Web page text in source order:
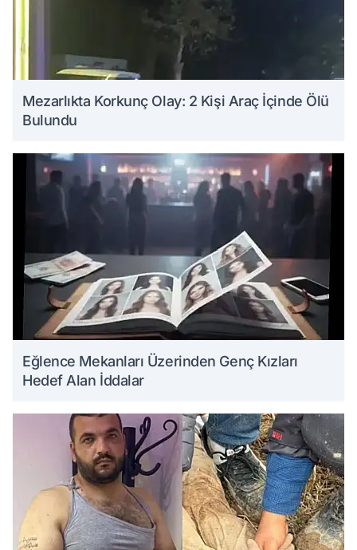
Mezarlıkta Korkunç Olay: 2 Kişi Araç İçinde Ölü
Bulundu
Eğlence Mekanları Üzerinden Genç Kızları
Hedef Alan İddalar